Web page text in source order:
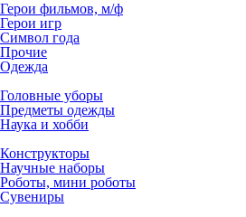
Герои фильмов, м/ф
Герои игр
Символ года
Прочие
Одежда
Головные уборы
Предметы одежды
Наука и хобби
Конструкторы
Научные наборы
Роботы, мини роботы
Сувениры